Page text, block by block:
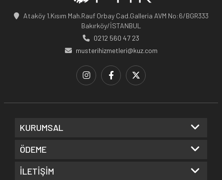
Ataköy 1.Kısım Mah.Rauf Orbay Cad.Galleria AVM No:6/BGR333
Bakırköy/İSTANBUL
0212 560 47 23
musterihizmetleri@kuz.com
KURUMSAL
ÖDEME
İLETİŞİM